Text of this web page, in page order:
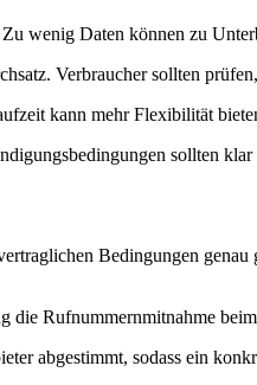
wenig Daten können zu
Verbraucher sollten
kann mehr Flexibilität
sollten
Bedingungen
Rufnummernmitnahme
abgestimmt, sodass ein